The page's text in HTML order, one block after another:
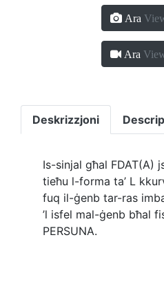
Ara
Ara
Deskrizzjoni
Is-sinjal għal FDAT(A)
tieħu l-forma ta’ L
fuq il-ġenb tar-ras
’l isfel mal-ġenb bħal
PERSUNA.